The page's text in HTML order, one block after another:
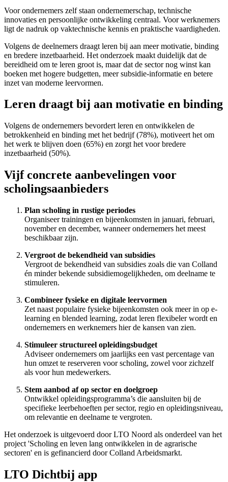
Voor ondernemers zelf staan ondernemerschap, technische
innovaties en persoonlijke ontwikkeling centraal. Voor werknemers
ligt de nadruk op vaktechnische kennis en praktische vaardigheden.
Volgens de deelnemers draagt leren bij aan meer motivatie, binding
en bredere inzetbaarheid. Het onderzoek maakt duidelijk dat de
bereidheid om te leren groot is, maar dat de sector nog winst kan
boeken met hogere budgetten, meer subsidie-informatie en betere
inzet van moderne leervormen.
Leren draagt bij aan motivatie en binding
Volgens de ondernemers bevordert leren en ontwikkelen de
betrokkenheid en binding met het bedrijf (78%), motiveert het om
het werk te blijven doen (65%) en zorgt het voor bredere
inzetbaarheid (50%).
Vijf concrete aanbevelingen voor
scholingsaanbieders
Plan scholing in rustige periodes
Organiseer trainingen en bijeenkomsten in januari, februari,
november en december, wanneer ondernemers het meest
beschikbaar zijn.
Vergroot de bekendheid van subsidies
Vergroot de bekendheid van subsidies zoals die van Colland
én minder bekende subsidiemogelijkheden, om deelname te
stimuleren.
Combineer fysieke en digitale leervormen
Zet naast populaire fysieke bijeenkomsten ook meer in op e-
learning en blended learning, zodat leren flexibeler wordt en
ondernemers en werknemers hier de kansen van zien.
Stimuleer structureel opleidingsbudget
Adviseer ondernemers om jaarlijks een vast percentage van
hun omzet te reserveren voor scholing, zowel voor zichzelf
als voor hun medewerkers.
Stem aanbod af op sector en doelgroep
Ontwikkel opleidingsprogramma’s die aansluiten bij de
specifieke leerbehoeften per sector, regio en opleidingsniveau,
om relevantie en deelname te vergroten.
Het onderzoek is uitgevoerd door LTO Noord als onderdeel van het
project 'Scholing en leven lang ontwikkelen in de agrarische
sectoren' en is gefinancierd door Colland Arbeidsmarkt.
LTO Dichtbij app